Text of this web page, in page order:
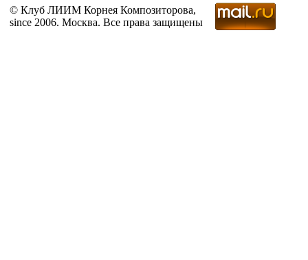
© Клуб ЛИИМ Корнея Композиторова,
since 2006. Москва. Все права защищены